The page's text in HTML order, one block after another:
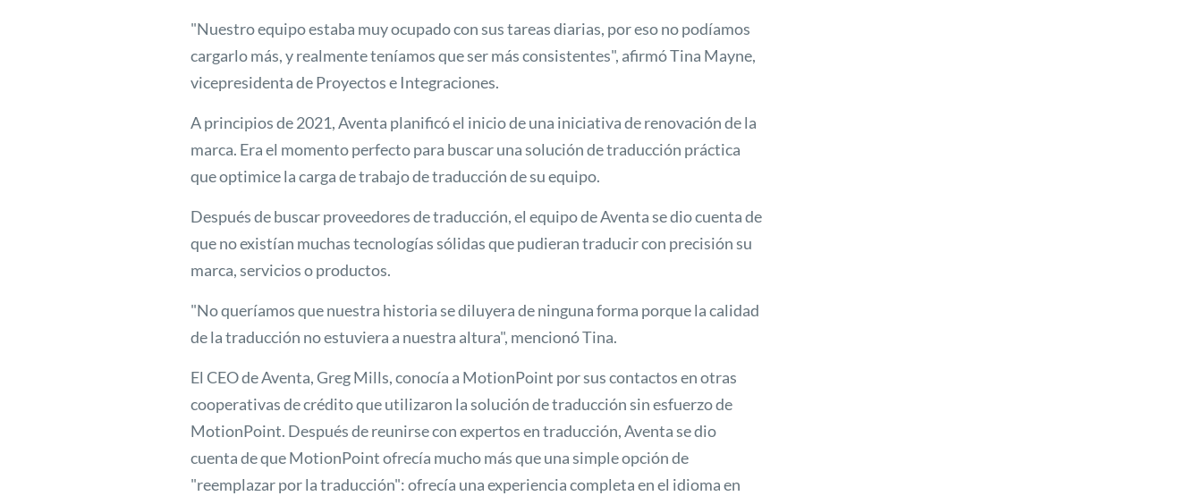
"Nuestro equipo estaba muy ocupado con sus tareas diarias, por eso no podíamos
cargarlo más, y realmente teníamos que ser más consistentes", afirmó Tina Mayne,
vicepresidenta de Proyectos e Integraciones.
A principios de 2021, Aventa planificó el inicio de una iniciativa de renovación de la
marca. Era el momento perfecto para buscar una solución de traducción práctica
que optimice la carga de trabajo de traducción de su equipo.
Después de buscar proveedores de traducción, el equipo de Aventa se dio cuenta de
que no existían muchas tecnologías sólidas que pudieran traducir con precisión su
marca, servicios o productos.
"No queríamos que nuestra historia se diluyera de ninguna forma porque la calidad
de la traducción no estuviera a nuestra altura", mencionó Tina.
El CEO de Aventa, Greg Mills, conocía a MotionPoint por sus contactos en otras
cooperativas de crédito que utilizaron la solución de traducción sin esfuerzo de
MotionPoint. Después de reunirse con expertos en traducción, Aventa se dio
cuenta de que MotionPoint ofrecía mucho más que una simple opción de
"reemplazar por la traducción": ofrecía una experiencia completa en el idioma en